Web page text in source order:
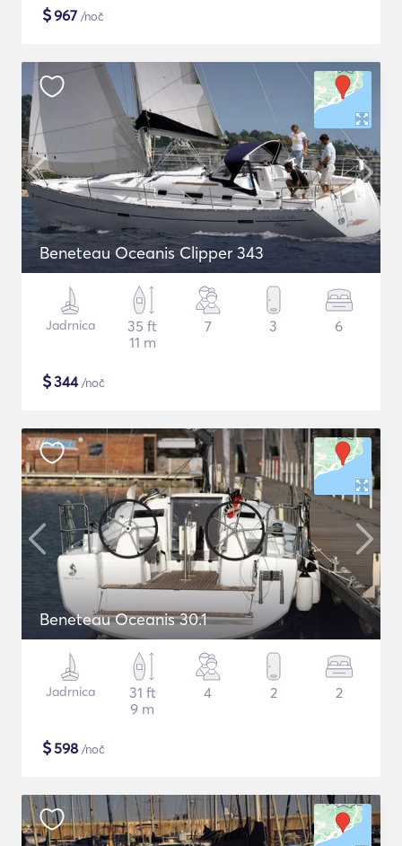
$967 /noč
Beneteau Oceanis Clipper 343
Jadrnica
35 ft
11 m
7 3 6
$344/noč
Beneteau Oceanis 30.1
Jadrnica
31 ft
9 m
4 2 2
$598 /noč